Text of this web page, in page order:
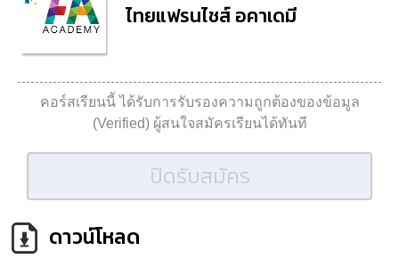
ไทยแฟรนไชส์ อคาเดมี
คอร์สเรียนนี้ ได้รับการรับรองความถูกต้องของข้อมูล
(Verified) ผู้สนใจสมัครเรียนได้ทันที
ปิดรับสมัคร
ดาวน์โหลด